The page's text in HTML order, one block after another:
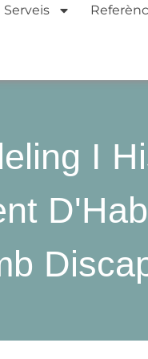
Serveis
I